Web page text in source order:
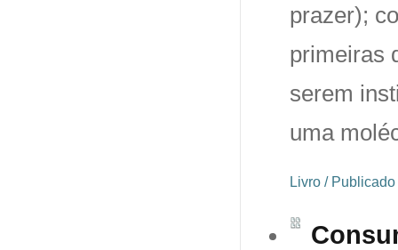
prazer);
primeiras
serem
uma
Livro /